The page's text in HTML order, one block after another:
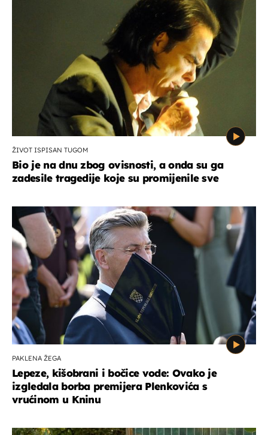
ŽIVOT ISPISAN TUGOM
Bio je na dnu zbog ovisnosti, a onda su ga
zadesile tragedije koje su promijenile sve
PAKLENA ŽEGA
Lepeze, kišobrani i bočice vode: Ovako je
izgledala borba premijera Plenkovića s
vrućinom u Kninu